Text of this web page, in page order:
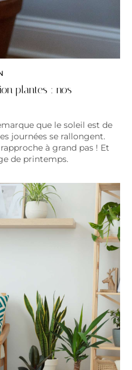
plantes : nos
que le soleil est de
journées se rallongent.
à grand pas ! Et
de printemps.